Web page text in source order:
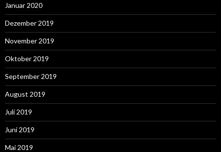
Januar 2020
Dezember 2019
November 2019
Oktober 2019
September 2019
August 2019
Juli 2019
Juni 2019
Mai 2019